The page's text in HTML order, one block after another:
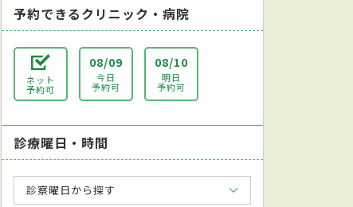
予約できるクリニック・病院
ネット
予約可
08/09
今日
予約可
08/10
明日
予約可
診療曜日・時間
診察曜日から探す